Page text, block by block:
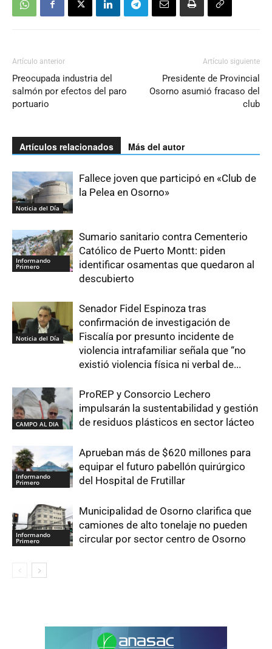
Artículo anterior
Preocupada industria del
salmón por efectos del paro
portuario
Artículo siguiente
Presidente de Provincial
Osorno asumió fracaso del
club
Artículos relacionados Más del autor
Noticia del Día
Fallece joven que participó en «Club de
la Pelea en Osorno»
Informando
Primero
Sumario sanitario contra Cementerio
Católico de Puerto Montt: piden
identificar osamentas que quedaron al
descubierto
Noticia del Día
Senador Fidel Espinoza tras
confirmación de investigación de
Fiscalía por presunto incidente de
violencia intrafamiliar señala que “no
existió violencia física ni verbal de...
CAMPO AL DIA
ProREP y Consorcio Lechero
impulsarán la sustentabilidad y gestión
de residuos plásticos en sector lácteo
Informando
Primero
Aprueban más de $620 millones para
equipar el futuro pabellón quirúrgico
del Hospital de Frutillar
Informando
Primero
Municipalidad de Osorno clarifica que
camiones de alto tonelaje no pueden
circular por sector centro de Osorno